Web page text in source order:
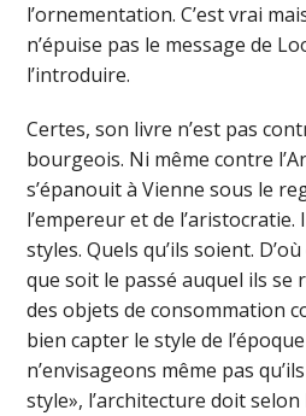
l’ornementation. C’est vrai
n’épuise pas le message de
l’introduire.
Certes, son livre n’est pas
bourgeois. Ni même contre
s’épanouit à Vienne sous le
l’empereur et de
styles. Quels qu’ils soient.
que soit le passé auquel ils se
des objets de consommation
bien capter le style de
n’envisageons même pas
style», l’architecture doit